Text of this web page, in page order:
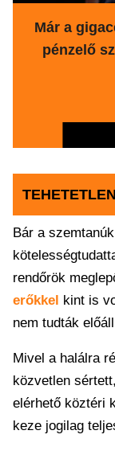
Már a
pénzelő
Bár a
rendőrök
erőkkel kint is
nem tudták
Mivel a halálra
közvetlen
elérhető köztéri
keze jogilag